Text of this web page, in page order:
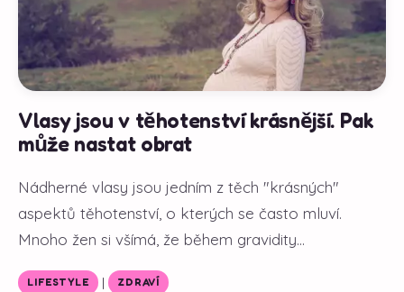
Vlasy jsou v těhotenství krásnější. Pak
může nastat obrat
Nádherné vlasy jsou jedním z těch "krásných"
aspektů těhotenství, o kterých se často mluví.
Mnoho žen si všímá, že během gravidity...
LIFESTYLE | ZDRAVÍ